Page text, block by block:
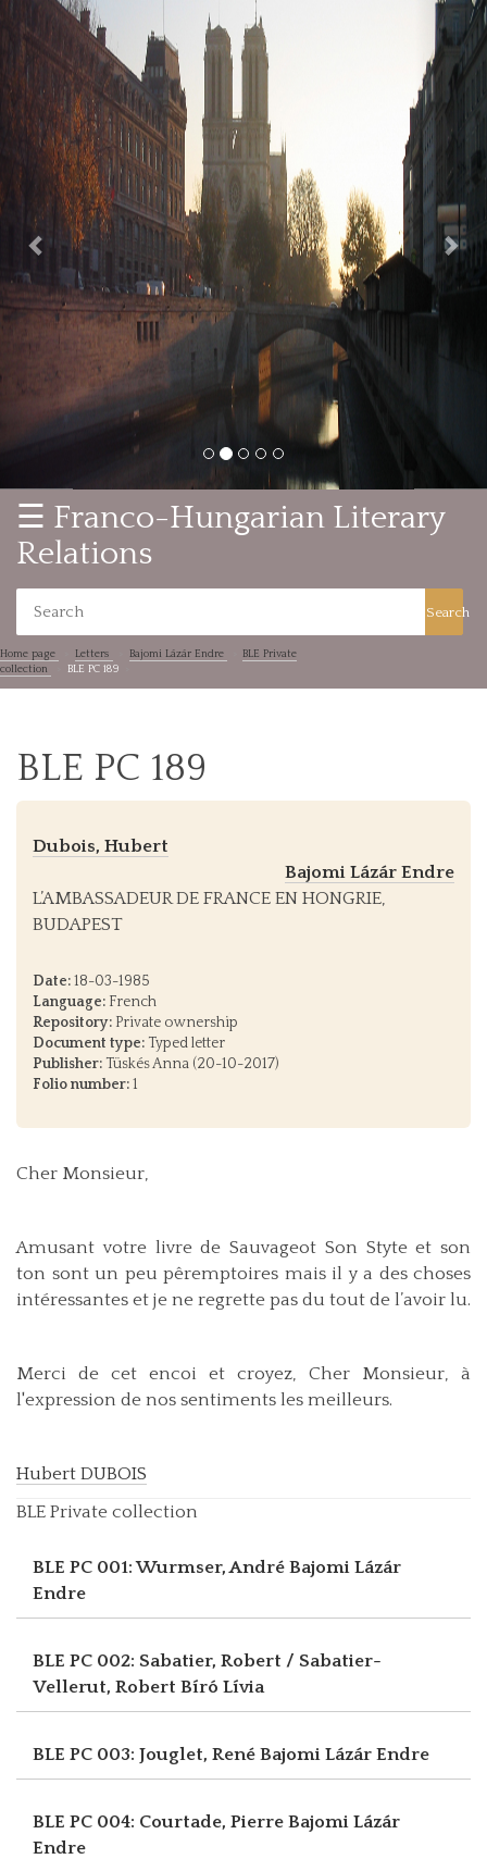
Previous
☰ Franco-Hungarian Literary
Relations
Search
Home page Letters Bajomi Lázár Endre
BLE Private
collection
BLE PC 189
BLE PC 189
Dubois, Hubert
Bajomi Lázár Endre
L’AMBASSADEUR DE FRANCE EN HONGRIE,
BUDAPEST
Date:18-03-1985
Language: French
Repository: Private ownership
Document type: Typed letter
Publisher: Tüskés Anna (20-10-2017)
Folio number:1
Cher Monsieur,
Amusant votre livre de Sauvageot Son Styte et son
ton sont un peu pêremptoires mais il y a des choses
intéressantes et je ne regrette pas du tout de l’avoir lu.
Merci de cet encoi et croyez, Cher Monsieur, à
l'expression de nos sentiments les meilleurs.
Hubert DUBOIS
BLE Private collection
BLE PC 001: Wurmser, André Bajomi Lázár
Endre
BLE PC 002: Sabatier, Robert / Sabatier-
Vellerut, Robert Bíró Lívia
BLE PC 003: Jouglet, René Bajomi Lázár Endre
BLE PC 004: Courtade, Pierre Bajomi Lázár
Endre